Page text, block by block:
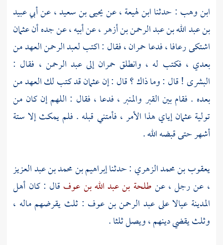
ابن وهب : حدثناابن لهيعة، عنيحيى بن سعيد، عنأبي عبيد
بن عبد الله بن عبد الرحمن بن أزهر، عن أبيه ، عن جده أنعثمان
اشتكى رعافا ، فدعا حمران ، فقال : اكتبلعبد الرحمنالعهد من
بعدي ، فكتب له ، وانطلق حمرانإلىعبد الرحمن ، فقال :
البشرى ! قال : وما ذاك ؟ قال : إنعثمانقد كتب لك العهد من
بعده . فقام بين القبر والمنبر ، فدعا ، فقال : اللهم إن كان من
توليةعثمانإياي هذا الأمر ، فأمتني قبله . فلم يمكث إلا ستة
أشهر حتى قبضه الله .
يعقوب بن محمد الزهري : حدثناإبراهيم بن محمد بن عبد العزيز
، عن رجل ، عنطلحة بن عبد الله بن عوف قال : كان أهل
المدينة عيالا علىعبد الرحمن بن عوف : ثلث يقرضهم ماله ،
وثلث يقضي دينهم ، ويصل ثلثا .